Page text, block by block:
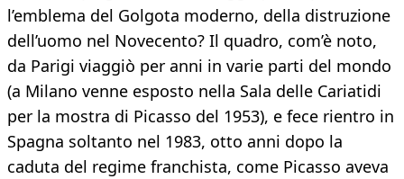
l’emblema del Golgota moderno, della distruzione
dell’uomo nel Novecento? Il quadro, com’è noto,
da Parigi viaggiò per anni in varie parti del mondo
(a Milano venne esposto nella Sala delle Cariatidi
per la mostra di Picasso del 1953), e fece rientro in
Spagna soltanto nel 1983, otto anni dopo la
caduta del regime franchista, come Picasso aveva